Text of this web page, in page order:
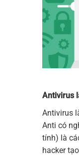
Antivirus
Antivirus
Anti có
tính) là
hacker